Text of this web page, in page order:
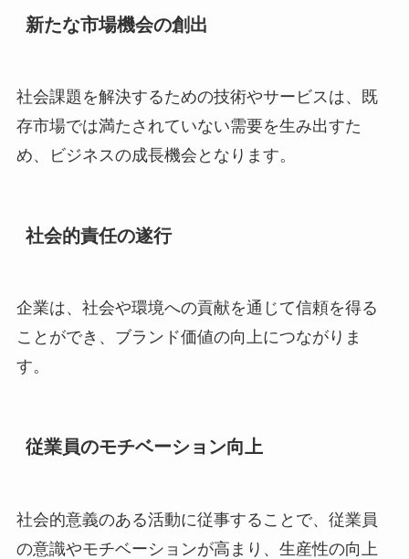
新たな市場機会の創出
社会課題を解決するための技術やサービスは、既
存市場では満たされていない需要を生み出すた
め、ビジネスの成長機会となります。
社会的責任の遂行
企業は、社会や環境への貢献を通じて信頼を得る
ことができ、ブランド価値の向上につながりま
す。
従業員のモチベーション向上
社会的意義のある活動に従事することで、従業員
の意識やモチベーションが高まり、生産性の向上